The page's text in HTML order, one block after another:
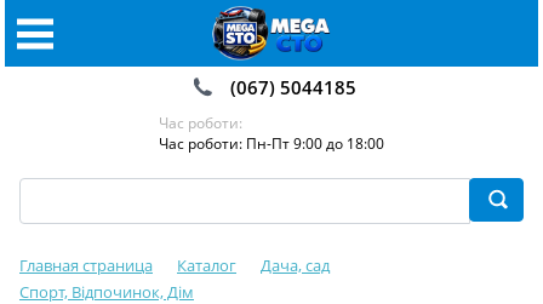
(067) 5044185
Час роботи:
Час роботи: Пн-Пт 9:00 до 18:00
Главная страница Каталог
Дача, сад
Спорт, Відпочинок, Дім